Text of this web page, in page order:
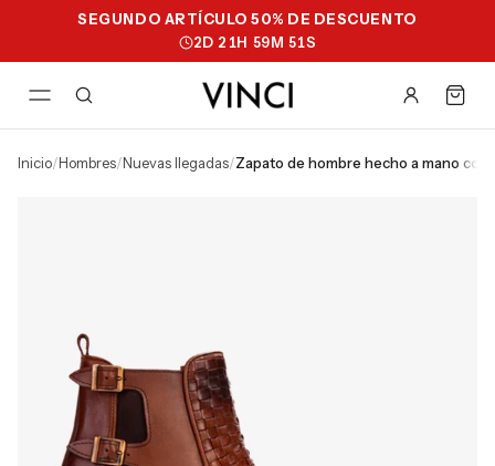
SEGUNDO ARTÍCULO 50% DE DESCUENTO
2D 21H 59M 50S
inicio/ hombres/ nuevas llegadas/ zapato de hombre hecho a mano